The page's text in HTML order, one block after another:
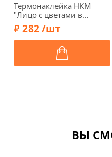
Термонаклейка HKM
"Лицо с цветами в
овале", 4,6 х 5,4 см, цвет
розовый, 43027
282 /шт
ВЫ